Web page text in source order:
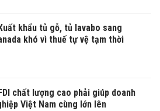
khẩu tủ gỗ, tủ lavabo sang
khó vì thuế tự vệ tạm thời
chất lượng cao phải giúp doanh
Việt Nam cùng lớn lên